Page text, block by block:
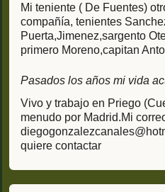
Mi teniente ( De Fuentes)
compañía, tenientes
Puerta,Jimenez,sargento
primero Moreno,capitan
Pasados los años mi vida
Vivo y trabajo en Priego
menudo por Madrid.Mi
quiere contactar